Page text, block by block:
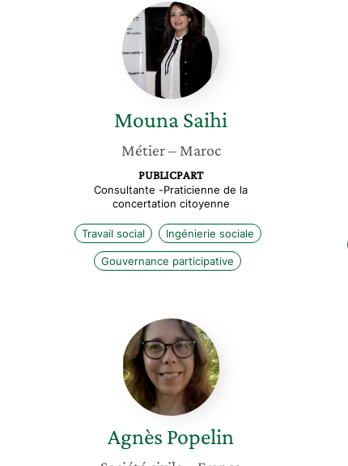
Mouna
Saihi
MounaSaihi
Métier – Maroc
PUBLICPART
Consultante -Praticienne de la
concertation citoyenne
Travail social Ingénierie sociale
Gouvernance participative
Agnès
Popelin
Agnès Popelin